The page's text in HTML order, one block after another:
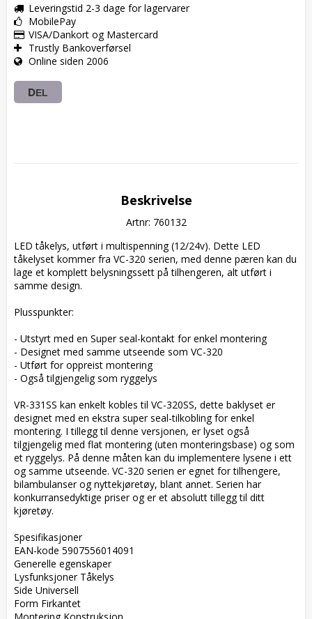
Leveringstid 2-3 dage for lagervarer
MobilePay
VISA/Dankort og Mastercard
Trustly Bankoverførsel
Online siden 2006
DEL
Beskrivelse
Artnr: 760132
LED tåkelys, utført i multispenning (12/24v). Dette LED
tåkelyset kommer fra VC-320 serien, med denne pæren kan du
lage et komplett belysningssett på tilhengeren, alt utført i
samme design.
Plusspunkter:
- Utstyrt med en Super seal-kontakt for enkel montering
- Designet med samme utseende som VC-320
- Utført for oppreist montering
- Også tilgjengelig som ryggelys
VR-331SS kan enkelt kobles til VC-320SS, dette baklyset er
designet med en ekstra super seal-tilkobling for enkel
montering. I tillegg til denne versjonen, er lyset også
tilgjengelig med flat montering (uten monteringsbase) og som
et ryggelys. På denne måten kan du implementere lysene i ett
og samme utseende. VC-320 serien er egnet for tilhengere,
bilambulanser og nyttekjøretøy, blant annet. Serien har
konkurransedyktige priser og er et absolutt tillegg til ditt
kjøretøy.
Spesifikasjoner
EAN-kode 5907556014091
Generelle egenskaper
Lysfunksjoner Tåkelys
Side Universell
Form Firkantet